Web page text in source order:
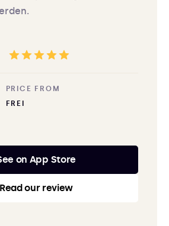
PRICE FROM
FREI
on App Store
Read our review